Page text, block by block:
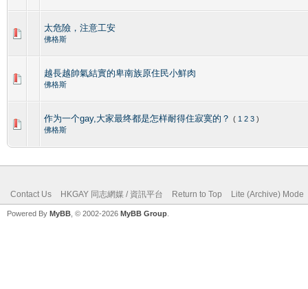
太危險，注意工安
佛格斯
越長越帥氣結實的卑南族原住民小鮮肉
佛格斯
作为一个gay,大家最终都是怎样耐得住寂寞的？ ( 1 2 3 )
佛格斯
Contact Us HKGAY 同志網媒 / 資訊平台 Return to Top Lite (Archive) Mode
Powered By MyBB , © 2002-2026 MyBB Group